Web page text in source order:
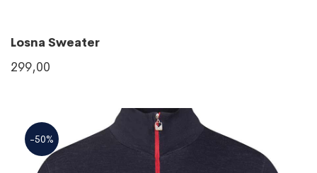
Losna Sweater
299,00
-50%